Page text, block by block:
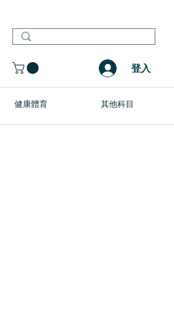
登入
健康體育 其他科目